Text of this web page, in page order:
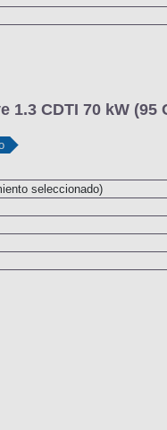
1.3 CDTI 70 kW
seleccionado)